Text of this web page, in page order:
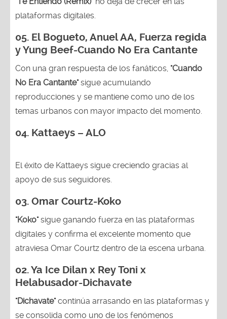
plataformas digitales.
05. El Bogueto, Anuel AA, Fuerza regida
y Yung Beef-Cuando No Era Cantante
Con una gran respuesta de los fanáticos, "Cuando
No Era Cantante"sigue acumulando
reproducciones y se mantiene como uno de los
temas urbanos con mayor impacto del momento.
04. Kattaeys – ALO
El éxito de Kattaeys sigue creciendo gracias al
apoyo de sus seguidores.
03. Omar Courtz-Koko
"Koko"sigue ganando fuerza en las plataformas
digitales y confirma el excelente momento que
atraviesa Omar Courtz dentro de la escena urbana.
02.Ya Ice Dilan x Rey Toni x
Helabusador-Dichavate
"Dichavate"continúa arrasando en las plataformas y
se consolida como uno de los fenómenos